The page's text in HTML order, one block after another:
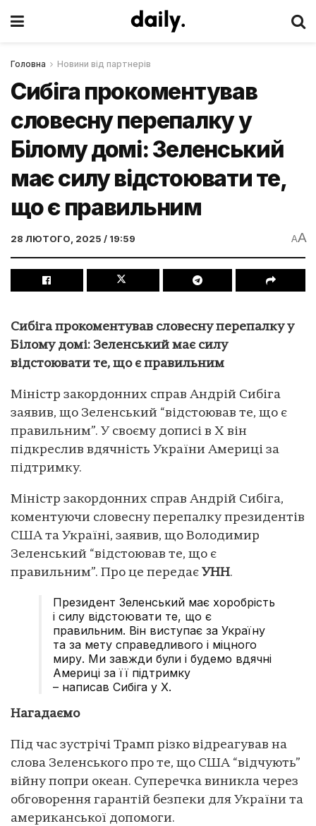
Головна Новини від партнерів
Сибіга прокоментував
словесну перепалку у
Білому домі: Зеленський
має силу відстоювати те,
що є правильним
28 ЛЮТОГО, 2025 / 19:59 AA
Сибіга прокоментував словесну перепалку у
Білому домі: Зеленський має силу
відстоювати те, що є правильним
Міністр закордонних справ Андрій Сибіга
заявив, що Зеленський “відстоював те, що є
правильним”. У своєму дописі в X він
підкреслив вдячність України Америці за
підтримку.
Міністр закордонних справ Андрій Сибіга,
коментуючи словесну перепалку президентів
США та Україні, заявив, що Володимир
Зеленський “відстоював те, що є
правильним”. Про це передає УНН.
Президент Зеленський має хоробрість
і силу відстоювати те, що є
правильним. Він виступає за Україну
та за мету справедливого і міцного
миру. Ми завжди були і будемо вдячні
Америці за її підтримку
– написав Сибіга у X.
Нагадаємо
Під час зустрічі Трамп різко відреагував на
слова Зеленського про те, що США “відчують”
війну попри океан. Суперечка виникла через
обговорення гарантій безпеки для України та
американської допомоги.